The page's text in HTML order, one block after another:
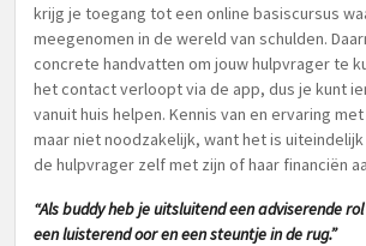
krijg je toegang tot een online basiscursus
meegenomen in de wereld van schulden.
concrete handvatten om jouw hulpvrager te
het contact verloopt via de app, dus je kunt
vanuit huis helpen. Kennis van en ervaring
maar niet noodzakelijk, want het is
de hulpvrager zelf met zijn of haar financiën
“Als buddy heb je uitsluitend een adviserende
een luisterend oor en een steuntje in de rug.”